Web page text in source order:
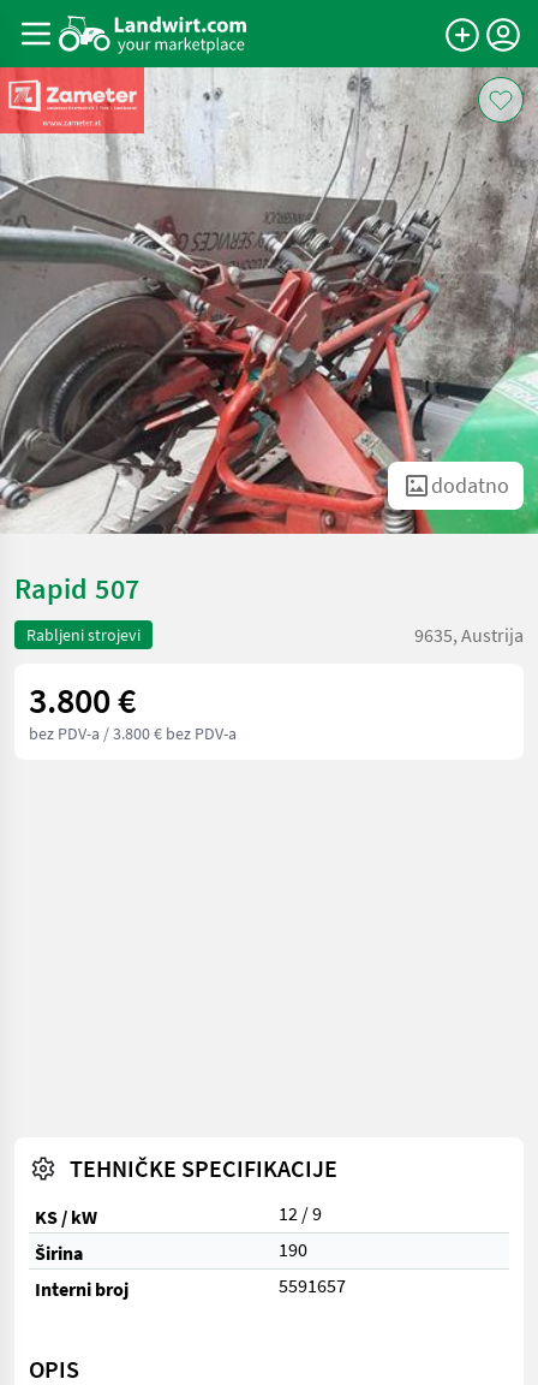
dodatno
Rapid 507
Rabljeni strojevi 9635, Austrija
3.800 €
bez PDV-a / 3.800 € bez PDV-a
TEHNIČKE SPECIFIKACIJE
KS / kW
12 / 9
Širina
190
Interni broj
5591657
OPIS